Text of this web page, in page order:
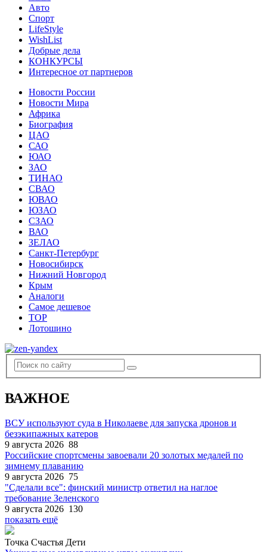
Авто
Спорт
LifeStyle
WishList
Добрые дела
КОНКУРСЫ
Интересное от партнеров
Новости России
Новости Мира
Африка
Биография
ЦАО
САО
ЮАО
ЗАО
ТИНАО
СВАО
ЮВАО
ЮЗАО
СЗАО
ВАО
ЗЕЛАО
Санкт-Петербург
Новосибирск
Нижний Новгород
Крым
Аналоги
Самое дешевое
TOP
Лотошино
ВАЖНОЕ
ВСУ используют суда в Николаеве для запуска дронов и
безэкипажных катеров
9 августа 2026 88
Российские спортсмены завоевали 20 золотых медалей по
зимнему плаванию
9 августа 2026 75
"Сделали все": финский министр ответил на наглое
требование Зеленского
9 августа 2026 130
показать ещё
Точка Счастья Дети